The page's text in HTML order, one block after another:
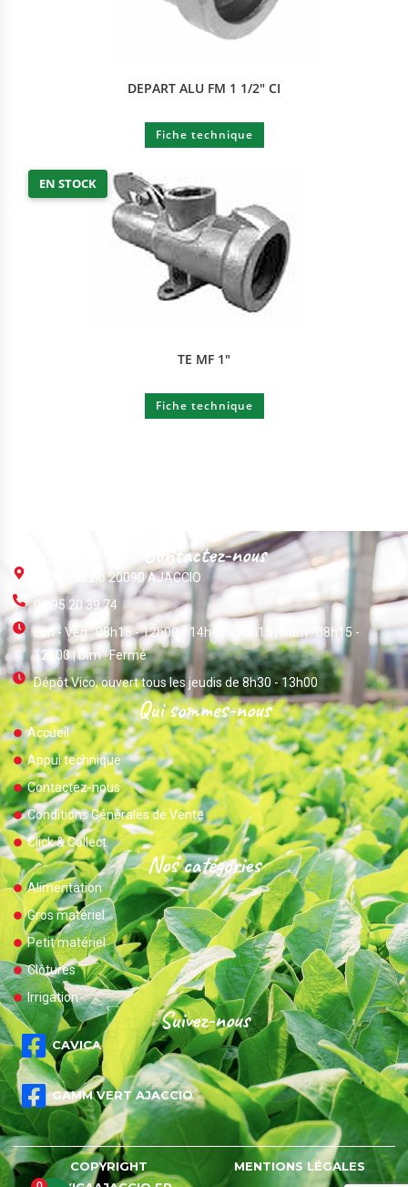
DEPART ALU FM 1 1/2″ CI
Fiche technique
EN STOCK
TE MF 1″
Fiche technique
Contactez-nous
ZI Du Vazzio 20090 AJACCIO
04 95 20 39 74
Lun - Ven : 08h15 - 12h00 / 14h45 - 18h15 | Sam : 08h15 -
12h00 | Dim : Fermé
Dépôt Vico, ouvert tous les jeudis de 8h30 - 13h00
Qui sommes-nous
Accueil
Appui technique
Contactez-nous
Conditions Générales de Vente
Click & Collect
Nos catégories
Alimentation
Gros matériel
Petit matériel
Clôtures
Irrigation
Suivez-nous
CAVICA
GAMM VERT AJACCIO
COPYRIGHT
MENTIONS LÉGALES